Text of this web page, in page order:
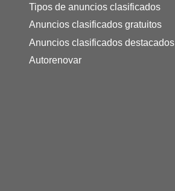
Tipos de anuncios clasificados
Anuncios clasificados gratuitos
Anuncios clasificados destacados
Autorenovar